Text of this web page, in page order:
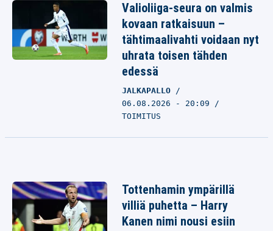
Valioliiga-seura on valmis
kovaan ratkaisuun –
tähtimaalivahti voidaan nyt
uhrata toisen tähden
edessä
JALKAPALLO
06.08.2026 - 20:09
TOIMITUS
Tottenhamin ympärillä
villiä puhetta – Harry
Kanen nimi nousi esiin